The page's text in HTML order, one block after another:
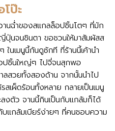
ป๊ะ
นฉ่ำของสแกลล็อปชิ้นโตๆ ที่มัก
ปุ่นจนชินตา ขอชวนให้มาสัมผัสส
นเมนูนี้กันดูซักที ที่ร้านนี้เค้านำ
ปชิ้นใหญ่ๆ ไปจี่จนสุกพอ
ลสวยทั้งสองด้าน จากนั้นนำไป
เผ็ดร้อนทั้งหลาย กลายเป็นเมนู
งตัว จานนี้กินเป็นกับแกล้มก็ได้
บแกล้มเบียร์ง่ายๆ ที่คนชอบความ